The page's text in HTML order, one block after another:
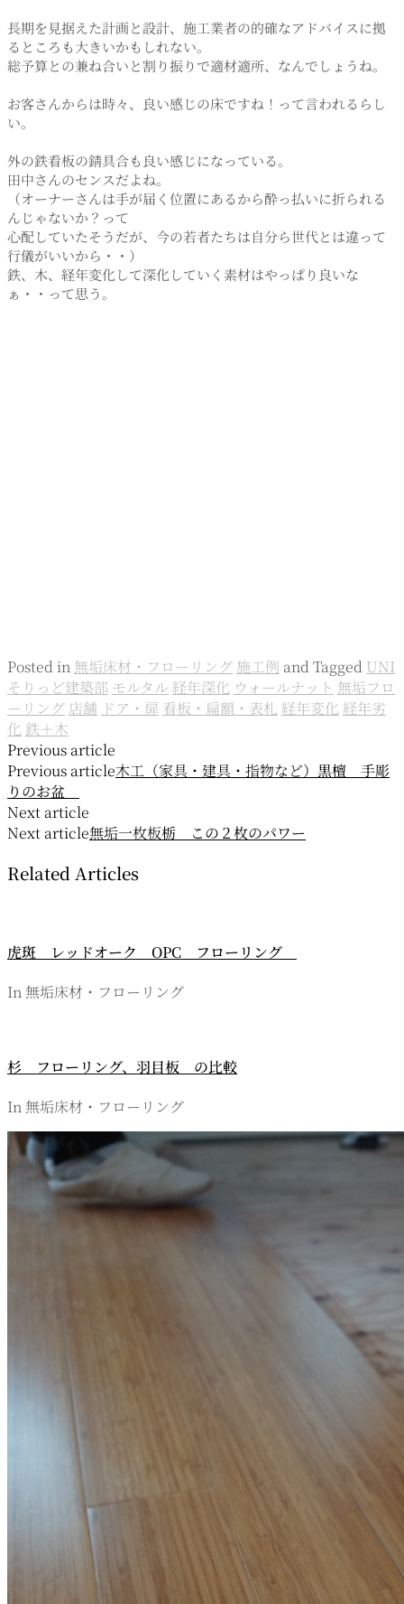
長期を見据えた計画と設計、施工業者の的確なアドバイスに拠
るところも大きいかもしれない。
総予算との兼ね合いと割り振りで適材適所、なんでしょうね。
お客さんからは時々、良い感じの床ですね！って言われるらし
い。
外の鉄看板の錆具合も良い感じになっている。
田中さんのセンスだよね。
（オーナーさんは手が届く位置にあるから酔っ払いに折られる
んじゃないか？って
心配していたそうだが、今の若者たちは自分ら世代とは違って
行儀がいいから・・）
鉄、木、経年変化して深化していく素材はやっぱり良いな
ぁ・・って思う。
Posted in 無垢床材・フローリング 施工例 andTagged UNI
そりっど建築部 モルタル 経年深化 ウォールナット 無垢フロ
ーリング 店舗 ドア・扉 看板・扁額・表札 経年変化 経年劣
化 鉄＋木
投
稿
ナ
ビ
ゲ
シ
ン
Previous article
Previous article木工（家具・建具・指物など） 黒檀 手彫
りのお盆
Next article
Next article無垢一枚板栃 この２枚のパワー
Related Articles
虎斑 レッドオーク OPC フローリング
In 無垢床材・フローリング
杉 フローリング、羽目板 の比較
In 無垢床材・フローリング